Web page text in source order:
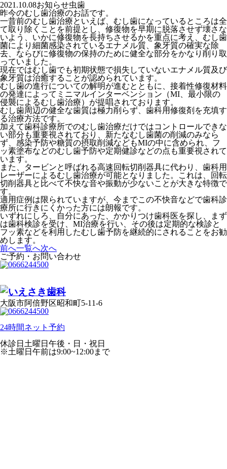
2021.10.08お知らせ虫歯
昨今のむし歯治療のお話です。
一昔前のむし歯治療といえば、むし歯になっているところは全
て取り除くことを前提とし、修復物を早期に脱落させず壊さな
いよう、いかに修復物を長持ちさせるかを重点に考え、むし歯
菌により細菌感染されているエナメル質、象牙質の確実な除
去、ならびに修復物の保持のために健全な部分をかなり削り取
っていました。
現在ではむし歯でも初期状態で損失していないエナメル質及び
象牙質は治癒することが認められています。
むし歯の進行についての解明が進むとともに、接着性修復材料
の発達によってミニマルインターベンション（MI、最小限の
侵襲によるむし歯治療）が提唱されております。
むし歯周辺の健全な歯質は極力削らず、歯科用修復剤を充填す
る治療方法です。
加えて歯科診療所でのむし歯治療だけではコントロールできな
い部分も重要視されており、新たなむし歯菌の削減のみなら
ず、感染予防や糖質の摂取削減などもMIの中に含められ、フ
ッ素塗布などのむし歯予防や定期健診などの点も重要視されて
います。
また、タービンと呼ばれる高速回転切削器具に代わり、歯科用
レーザーによるむし歯治療が可能となりました。これは、回転
切削器具と比べて不快な音や振動が少ないことが大きな特徴で
す。
適用症例は限られていますが、今までこの不快音などで歯科診
療所に行きにくかった方には朗報です。
いずれにしろ、自分にあった、かかりつけ歯科医を探し、まず
は歯科検診を受け、MI治療を行い、その後は定期的な検診と
フッ素などを利用したむし歯予防を継続的にされることをお勧
めします。
前へ一覧へ次へ
ご予約・お問い合わせ
大阪市阿倍野区昭和町5-11-6
24時間ネット予約
休診日 土曜日午後・日・祝日
※土曜日午前は9:00~12:00まで